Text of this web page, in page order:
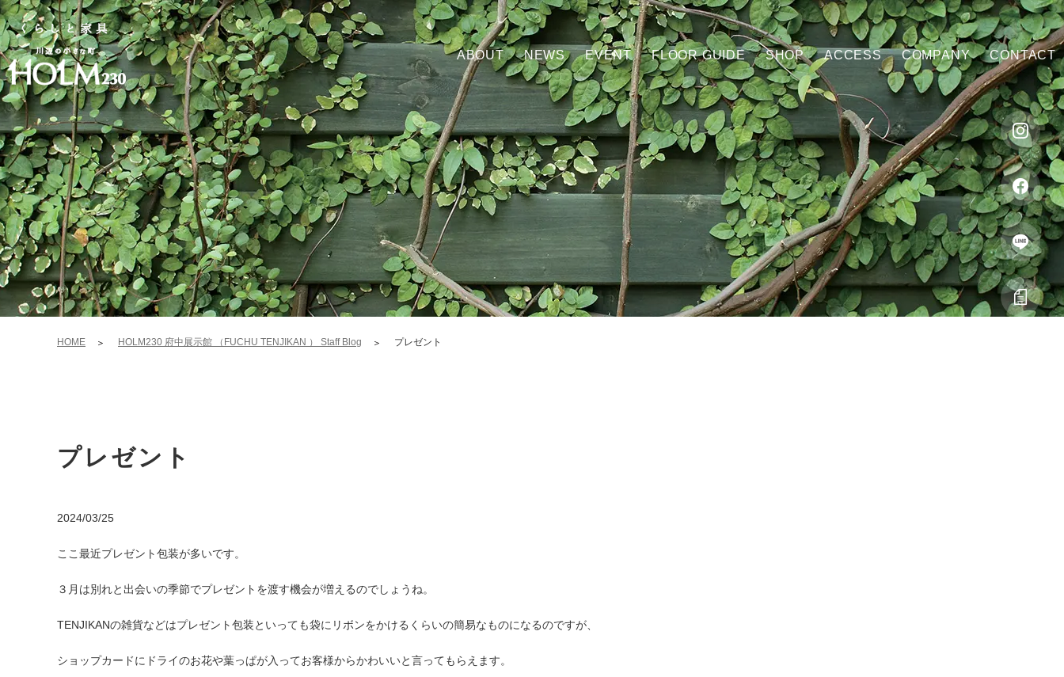
ABOUT NEWS EVENT FLOOR GUIDE SHOP ACCESS COMPANY CONTACT
HOME HOLM230 府中展示館 （FUCHU TENJIKAN ） Staff Blog プレゼント
プレゼント
2024/03/25
ここ最近プレゼント包装が多いです。
３月は別れと出会いの季節でプレゼントを渡す機会が増えるのでしょうね。
TENJIKANの雑貨などはプレゼント包装といっても袋にリボンをかけるくらいの簡易なものになるのですが、
ショップカードにドライのお花や葉っぱが入ってお客様からかわいいと言ってもらえます。